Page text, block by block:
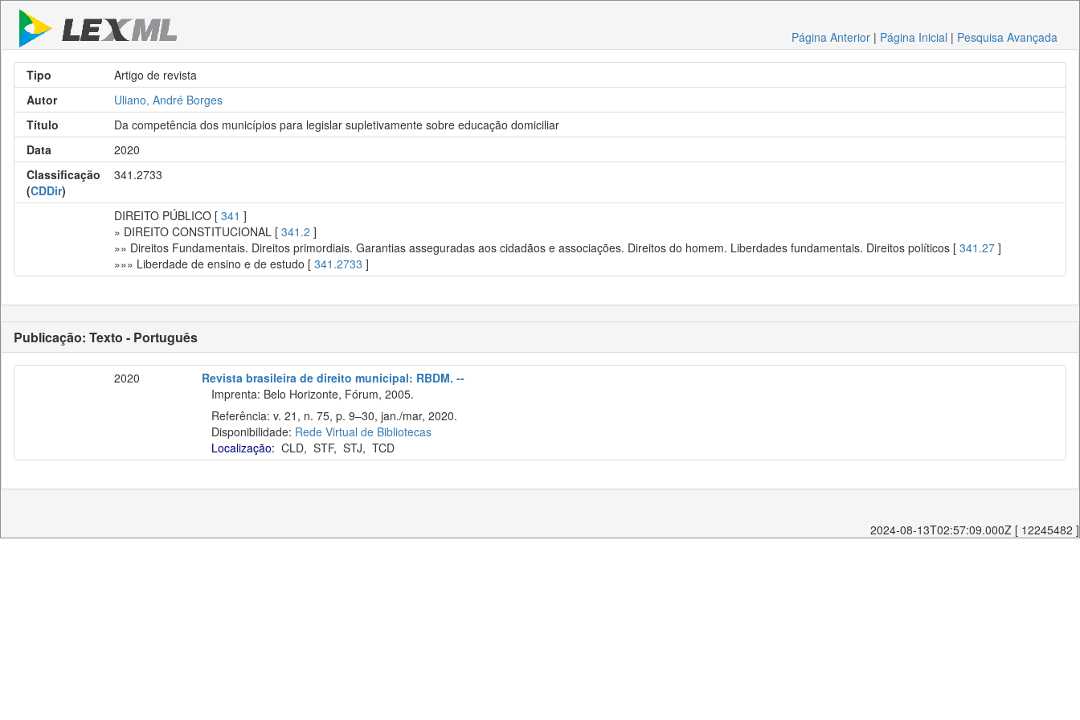
Página Anterior | Página Inicial | Pesquisa Avançada
Tipo
Artigo de revista
Autor
Uliano, André Borges
Título
Da competência dos municípios para legislar supletivamente sobre educação domiciliar
Data
2020
Classificação
(CDDir)
341.2733
DIREITO PÚBLICO [ 341 ]
» DIREITO CONSTITUCIONAL [ 341.2 ]
»» Direitos Fundamentais. Direitos primordiais. Garantias asseguradas aos cidadãos e associações. Direitos do homem. Liberdades fundamentais. Direitos políticos [ 341.27 ]
»»» Liberdade de ensino e de estudo [ 341.2733 ]
Publicação: Texto - Português
2020
Revista brasileira de direito municipal: RBDM. --
Imprenta: Belo Horizonte, Fórum, 2005.
Referência: v. 21, n. 75, p. 9–30, jan./mar, 2020.
Disponibilidade: Rede Virtual de Bibliotecas
Localização: CLD, STF, STJ, TCD
2024-08-13T02:57:09.000Z [ 12245482 ]